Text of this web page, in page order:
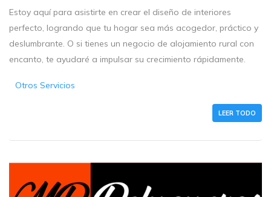
Estoy aquí para asistirte en crear el diseño de interiores
perfecto, logrando que tu hogar sea más acogedor, práctico y
deslumbrante. O si tienes un negocio de alojamiento rural con
encanto, te ayudaré a impulsar su crecimiento rápidamente.
Otros Servicios
LEER TODO